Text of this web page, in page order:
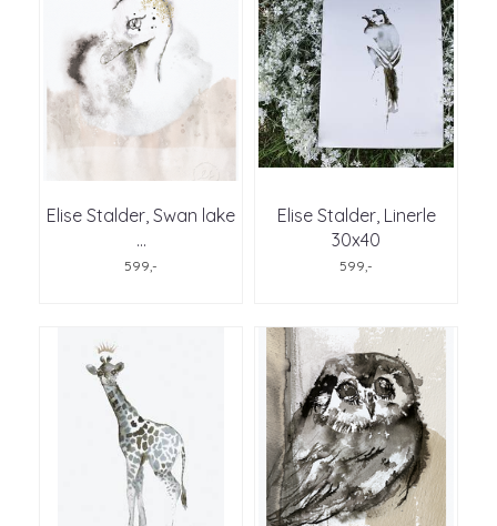
Elise Stalder, Swan lake
...
599,-
Elise Stalder, Linerle
30x40
599,-